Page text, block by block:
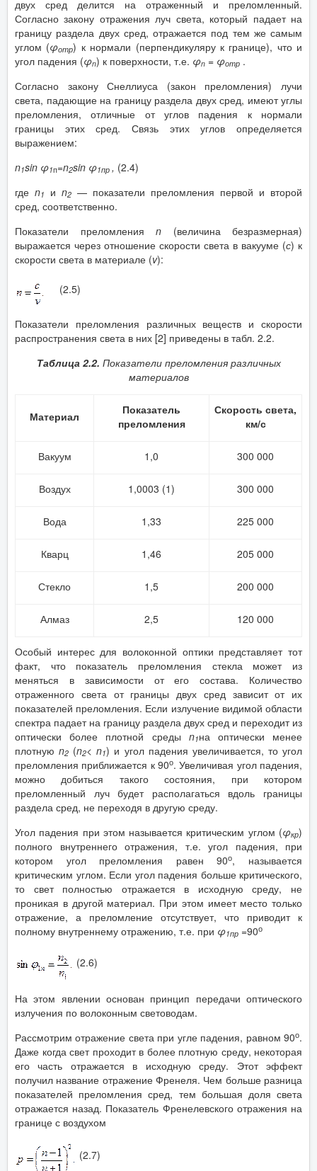
двух сред делится на отраженный и преломленный.
Согласно закону отражения луч света, который падает на
границу раздела двух сред, отражается под тем же самым
углом (φотр) к нормали (перпендикуляру к границе), что и
угол падения (φn) к поверхности, т.е. φn = φотр .
Согласно закону Снеллиуса (закон преломления) лучи
света, падающие на границу раздела двух сред, имеют углы
преломления, отличные от углов падения к нормали
границы этих сред. Связь этих углов определяется
выражением:
n1sin φ1п=n2sin φ1пр , (2.4)
где n1 и n2 — показатели преломления первой и второй
сред, соответственно.
Показатели преломления n (величина безразмерная)
выражается через отношение скорости света в вакууме (с) к
скорости света в материале (v):
(2.5)
Показатели преломления различных веществ и скорости
распространения света в них [2] приведены в табл. 2.2.
Таблица 2.2. Показатели преломления различных
материалов
Материал
Показатель
преломления
Скорость света,
км/с
Вакуум 1,0 300 000
Воздух 1,0003 (1) 300 000
Вода 1,33 225 000
Кварц 1,46 205 000
Стекло 1,5 200 000
Алмаз 2,5 120 000
Особый интерес для волоконной оптики представляет тот
факт, что показатель преломления стекла может из
меняться в зависимости от его состава. Количество
отраженного света от границы двух сред зависит от их
показателей преломления. Если излучение видимой области
спектра падает на границу раздела двух сред и переходит из
оптически более плотной среды n1на оптически менее
плотнуюn2 (n2<n1) и угол падения увеличивается, то угол
преломления приближается к 90о. Увеличивая угол падения,
можно добиться такого состояния, при котором
преломленный луч будет располагаться вдоль границы
раздела сред, не переходя в другую среду.
Угол падения при этом называется критическим углом (φкр)
полного внутреннего отражения, т.е. угол падения, при
котором угол преломления равен 90о, называется
критическим углом. Если угол падения больше критического,
то свет полностью отражается в исходную среду, не
проникая в другой материал. При этом имеет место только
отражение, а преломление отсутствует, что приводит к
полному внутреннему отражению, т.е. при φ1пр =90о
(2.6)
На этом явлении основан принцип передачи оптического
излучения по волоконным световодам.
Рассмотрим отражение света при угле падения, равном 90о.
Даже когда свет проходит в более плотную среду, некоторая
его часть отражается в исходную среду. Этот эффект
получил название отражение Френеля. Чем больше разница
показателей преломления сред, тем большая доля света
отражается назад. Показатель Френелевского отражения на
границе с воздухом
(2.7)